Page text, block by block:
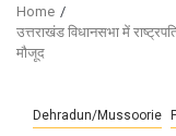
Home
उत्तराखंड विधानसभा में
मौजूद
Dehradun/Mussoorie